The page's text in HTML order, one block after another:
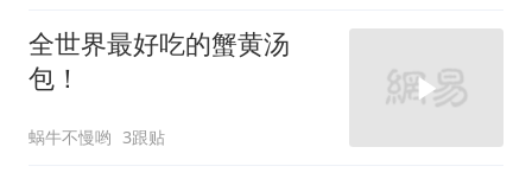
全世界最好吃的蟹黄汤
包！
蜗牛不慢哟 3跟贴